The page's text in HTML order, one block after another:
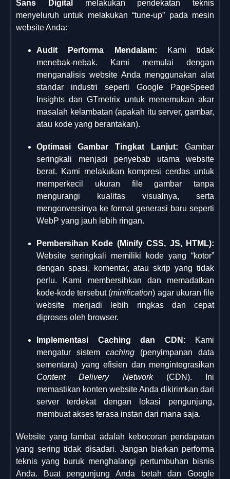
Sans Digital
melakukan pendekatan teknis
menyeluruh untuk melakukan “tune-up” pada mesin
website Anda:
Audit Performa Mendalam: Kami tidak
menebak-nebak. Kami memulai dengan
menganalisis website Anda menggunakan alat
standar industri seperti Google PageSpeed
Insights dan GTmetrix untuk menemukan akar
masalah kelambatan (apakah itu server, gambar,
atau kode yang berantakan).
Optimasi Gambar Tingkat Lanjut: Gambar
seringkali menjadi penyebab utama website
berat. Kami melakukan kompresi cerdas untuk
memperkecil ukuran file gambar tanpa
mengurangi kualitas visualnya, serta
mengonversinya ke format generasi baru seperti
WebP yang jauh lebih ringan.
Pembersihan Kode (Minify CSS, JS, HTML):
Website seringkali memiliki kode yang “kotor”
dengan spasi, komentar, atau skrip yang tidak
perlu. Kami membersihkan dan memadatkan
kode-kode tersebut (minification) agar ukuran file
website menjadi lebih ringkas dan cepat
diproses oleh browser.
Implementasi Caching dan CDN: Kami
mengatur sistem caching (penyimpanan data
sementara) yang efisien dan mengintegrasikan
Content Delivery Network(CDN). Ini
memastikan konten website Anda dikirimkan dari
server terdekat dengan lokasi pengunjung,
membuat akses terasa instan dari mana saja.
Website yang lambat adalah kebocoran pendapatan
yang sering tidak disadari. Jangan biarkan performa
teknis yang buruk menghalangi pertumbuhan bisnis
Anda. Buat pengunjung Anda betah dan Google